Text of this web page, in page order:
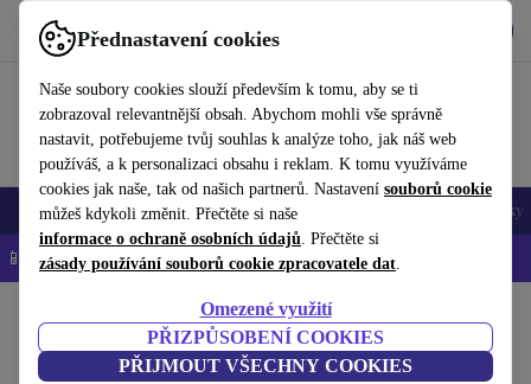
Přednastavení cookies
Naše soubory cookies slouží především k tomu, aby se ti
zobrazoval relevantnější obsah. Abychom mohli vše správně
nastavit, potřebujeme tvůj souhlas k analýze toho, jak náš web
používáš, a k personalizaci obsahu i reklam. K tomu využíváme
cookies jak naše, tak od našich partnerů. Nastavení souborů cookie
můžeš kdykoli změnit. Přečtěte si naše
informace o ochraně osobních údajů. Přečtěte si
zásady používání souborů cookie zpracovatele dat.
Omezené využití
PŘIZPŮSOBENÍ COOKIES
PŘIJMOUT VŠECHNY COOKIES
Používejte refurbed rychle a snadno
Mobily a smartphony Notebooky Tablety Doplňky
📱 -5 % NAVÍC na všechny iPhony – kód: IPHONEDEAL-
Mobily a smartphony Mobily Samsung Galaxy
Samsung Galaxy Z Flip 4G